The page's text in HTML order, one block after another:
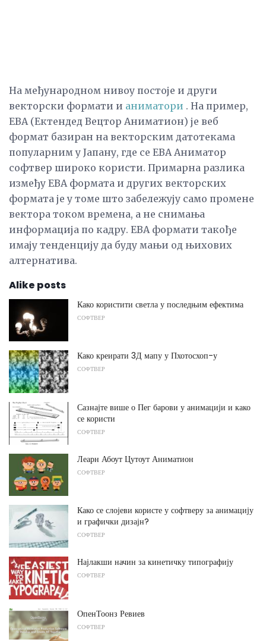
На међународном нивоу постоје и други
векторски формати и аниматори . На пример,
ЕВА (Ектендед Вецтор Аниматион) је веб
формат базиран на векторским датотекама
популарним у Јапану, где се ЕВА Аниматор
софтвер широко користи. Примарна разлика
између ЕВА формата и других векторских
формата је у томе што забележују само промене
вектора током времена, а не снимања
информација по кадру. ЕВА формати такође
имају тенденцију да буду мањи од њихових
алтернатива.
Alike posts
Како користити светла у последњим ефектима
СОФТВЕР
Како креирати 3Д мапу у Пхотосхоп-у
СОФТВЕР
Сазнајте више о Пег барови у анимацији и како
се користи
СОФТВЕР
Леарн Абоут Цутоут Аниматион
СОФТВЕР
Како се слојеви користе у софтверу за анимацију
и графички дизајн?
СОФТВЕР
Најлакши начин за кинетичку типографију
СОФТВЕР
ОпенТоонз Ревиев
СОФТВЕР